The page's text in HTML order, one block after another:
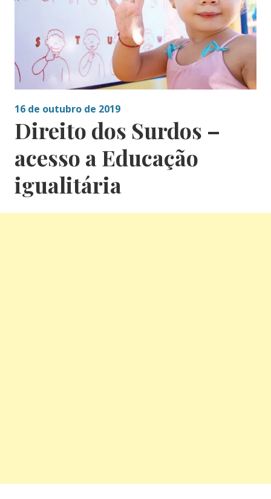
16 de outubro de 2019
Direito dos Surdos –
acesso a Educação
igualitária